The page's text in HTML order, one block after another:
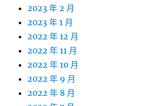
2023 年 2 月
2023 年 1 月
2022 年 12 月
2022 年 11 月
2022 年 10 月
2022 年 9 月
2022 年 8 月